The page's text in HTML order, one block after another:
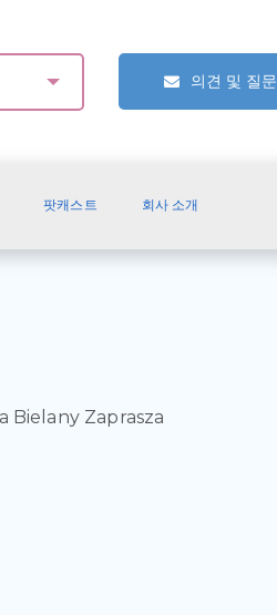
의견 및 질문
팟캐스트 회사 소개